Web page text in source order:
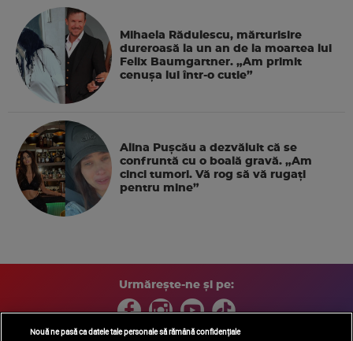
Mihaela Rădulescu, mărturisire
dureroasă la un an de la moartea lui
Felix Baumgartner. „Am primit
cenușa lui într-o cutie”
Alina Pușcău a dezvăluit că se
confruntă cu o boală gravă. „Am
cinci tumori. Vă rog să vă rugați
pentru mine”
Urmărește-ne și pe:
Nouă ne pasă ca datele tale personale să rămână confidențiale